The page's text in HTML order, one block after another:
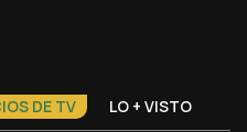
DE TV LO + VISTO